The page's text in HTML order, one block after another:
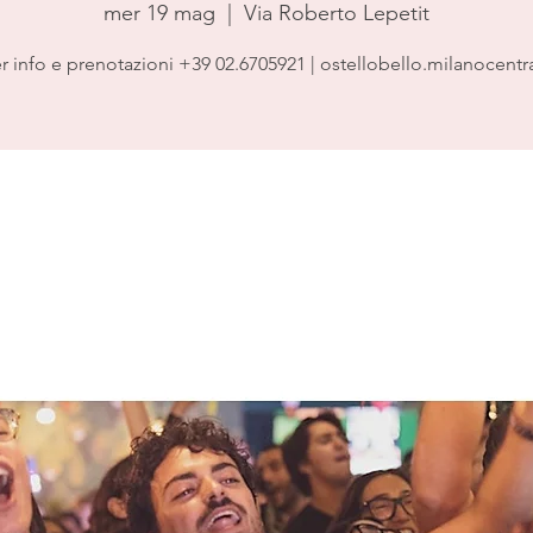
mer 19 mag Via Roberto Lepetit
info e prenotazioni +39 02.6705921 |